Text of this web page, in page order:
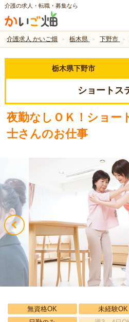
介護の求人・転職・募集なら
介護求人 かいご畑 栃木県 下野市
栃木県下野市
ショートス
夜勤なしＯＫ！ショー
士さんのお仕事
無資格OK 未経験OK